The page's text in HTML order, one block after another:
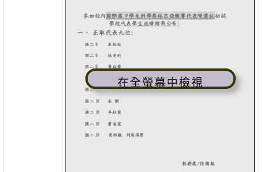
在全螢幕中檢視